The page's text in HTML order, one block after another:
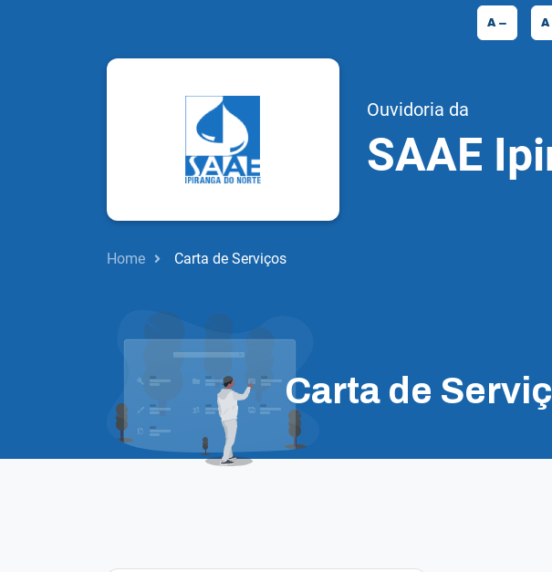
A A
Ouvidoria da
SAAE
Home Carta de Serviços
Carta de